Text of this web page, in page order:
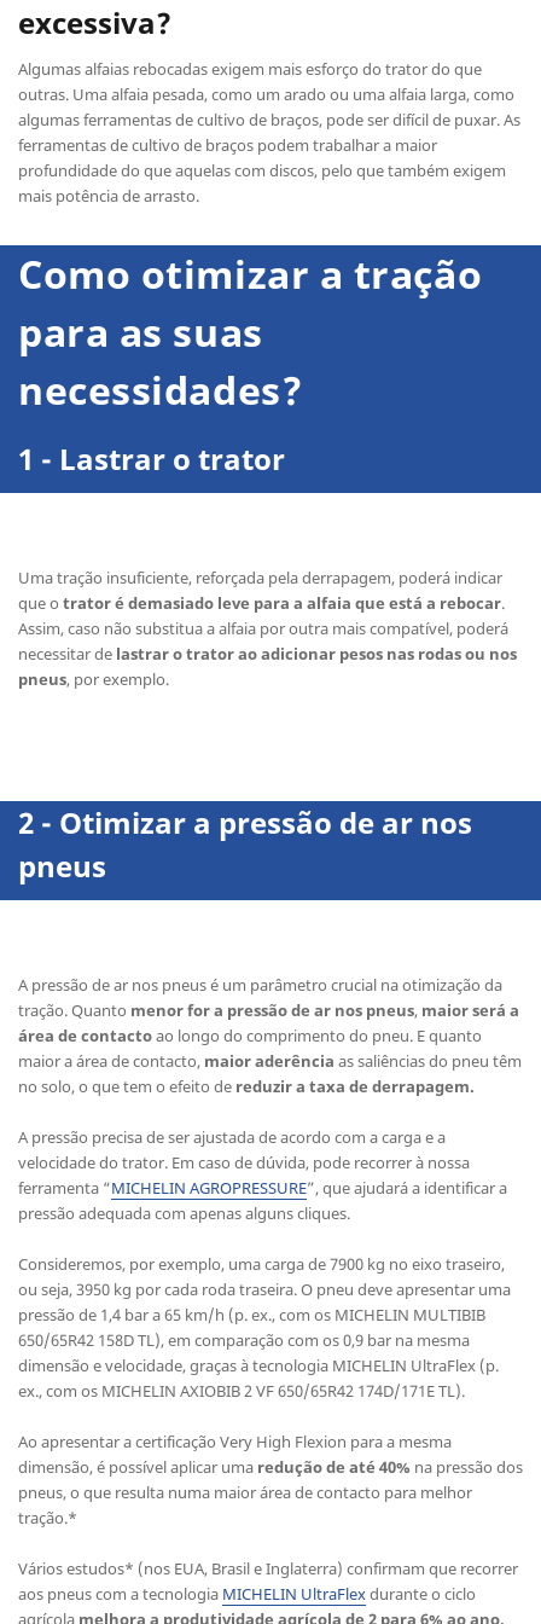
excessiva?
Algumas alfaias rebocadas exigem mais esforço do trator do que
outras. Uma alfaia pesada, como um arado ou uma alfaia larga, como
algumas ferramentas de cultivo de braços, pode ser difícil de puxar. As
ferramentas de cultivo de braços podem trabalhar a maior
profundidade do que aquelas com discos, pelo que também exigem
mais potência de arrasto.
Como otimizar a tração
para as suas
necessidades?
1 - Lastrar o trator
Uma tração insuficiente, reforçada pela derrapagem, poderá indicar
que o trator é demasiado leve para a alfaia que está a rebocar.
Assim, caso não substitua a alfaia por outra mais compatível, poderá
necessitar de lastrar o trator ao adicionar pesos nas rodas ou nos
pneus, por exemplo.
2 - Otimizar a pressão de ar nos
pneus
A pressão de ar nos pneus é um parâmetro crucial na otimização da
tração. Quanto menor for a pressão de ar nos pneus, maior será a
área de contactoao longo do comprimento do pneu. E quanto
maior a área de contacto, maior aderência as saliências do pneu têm
no solo, o que tem o efeito de reduzir a taxa de derrapagem.
A pressão precisa de ser ajustada de acordo com a carga e a
velocidade do trator. Em caso de dúvida, pode recorrer à nossa
ferramenta “MICHELIN AGROPRESSURE”, que ajudará a identificar a
pressão adequada com apenas alguns cliques.
Consideremos, por exemplo, uma carga de 7900 kg no eixo traseiro,
ou seja, 3950 kg por cada roda traseira. O pneu deve apresentar uma
pressão de 1,4 bar a 65 km/h (p. ex., com os MICHELIN MULTIBIB
650/65R42 158D TL), em comparação com os 0,9 bar na mesma
dimensão e velocidade, graças à tecnologia MICHELIN UltraFlex (p.
ex., com os MICHELIN AXIOBIB 2 VF 650/65R42 174D/171E TL).
Ao apresentar a certificação Very High Flexion para a mesma
dimensão, é possível aplicar uma redução de até 40% na pressão dos
pneus, o que resulta numa maior área de contacto para melhor
tração.*
Vários estudos* (nos EUA, Brasil e Inglaterra) confirmam que recorrer
aos pneus com a tecnologia MICHELIN UltraFlexdurante o ciclo
agrícola melhora a produtividade agrícola de 2 para 6% ao ano.